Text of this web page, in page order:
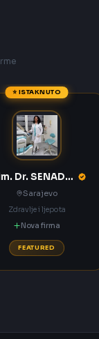
⭐ ISTAKNUTO
Prim. Dr. SENADETA OMERBAŠIĆ STOMATOLOŠKA ORDINACIJA
Sarajevo
Zdravlje i ljepota
Nova firma
FEATURED